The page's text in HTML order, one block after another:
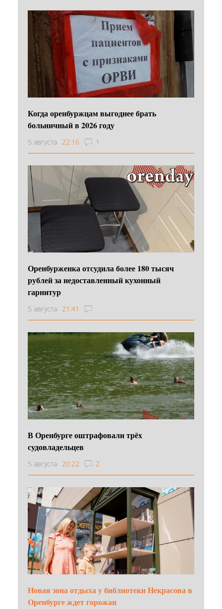
Когда оренбуржцам выгоднее брать
больничный в 2026 году
5 августа 22:16 1
Оренбурженка отсудила более 180 тысяч
рублей за недоставленный кухонный
гарнитур
5 августа 21:41
В Оренбурге оштрафовали трёх
судовладельцев
5 августа 20:22 2
Новая зона отдыха у библиотеки Некрасова в
Оренбурге ждет горожан